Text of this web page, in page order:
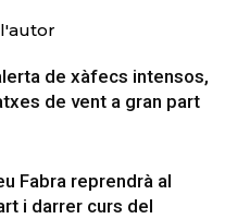
de xàfecs intensos,
de vent a gran part
Fabra reprendrà al
i darrer curs del